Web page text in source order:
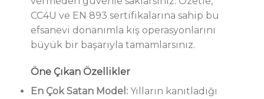
CC4U ve EN 893 sertifikalarına sahip bu
efsanevi donanımla kış operasyonlarını
büyük bir başarıyla tamamlarsınız.
Öne Çıkan Özellikler
En Çok Satan Model:Yılların kanıtladığı